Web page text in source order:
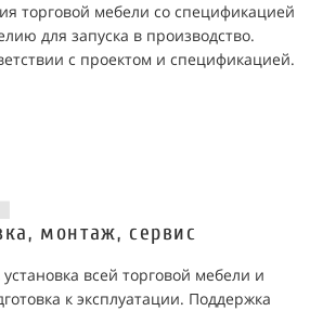
торговой мебели со спецификацией
для запуска в производство.
с проектом и спецификацией.
монтаж, сервис
установка всей торговой мебели и
к эксплуатации. Поддержка